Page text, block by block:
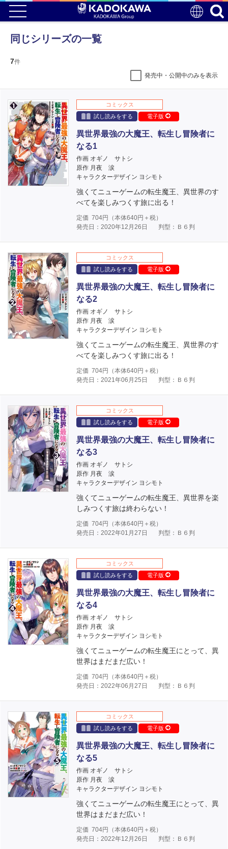
同じシリーズの一覧
7件
発売中・公開中のみを表示
コミックス
試し読みをする
電子版
異世界最強の大魔王、転生し冒険者に
なる1
作画 オギノ サトシ
原作 月夜 涙
キャラクターデザイン ヨシモト
強くてニューゲームの転生魔王、異世界のす
べてを楽しみつくす旅に出る！
定価 704円（本体640円＋税）
発売日：2020年12月26日
判型：Ｂ６判
コミックス
試し読みをする
電子版
異世界最強の大魔王、転生し冒険者に
なる2
作画 オギノ サトシ
原作 月夜 涙
キャラクターデザイン ヨシモト
強くてニューゲームの転生魔王、異世界のす
べてを楽しみつくす旅に出る！
定価 704円（本体640円＋税）
発売日：2021年06月25日
判型：Ｂ６判
コミックス
試し読みをする
電子版
異世界最強の大魔王、転生し冒険者に
なる3
作画 オギノ サトシ
原作 月夜 涙
キャラクターデザイン ヨシモト
強くてニューゲームの転生魔王、異世界を楽
しみつくす旅は終わらない！
定価 704円（本体640円＋税）
発売日：2022年01月27日
判型：Ｂ６判
コミックス
試し読みをする
電子版
異世界最強の大魔王、転生し冒険者に
なる4
作画 オギノ サトシ
原作 月夜 涙
キャラクターデザイン ヨシモト
強くてニューゲームの転生魔王にとって、異
世界はまだまだ広い！
定価 704円（本体640円＋税）
発売日：2022年06月27日
判型：Ｂ６判
コミックス
試し読みをする
電子版
異世界最強の大魔王、転生し冒険者に
なる5
作画 オギノ サトシ
原作 月夜 涙
キャラクターデザイン ヨシモト
強くてニューゲームの転生魔王にとって、異
世界はまだまだ広い！
定価 704円（本体640円＋税）
発売日：2022年12月26日
判型：Ｂ６判